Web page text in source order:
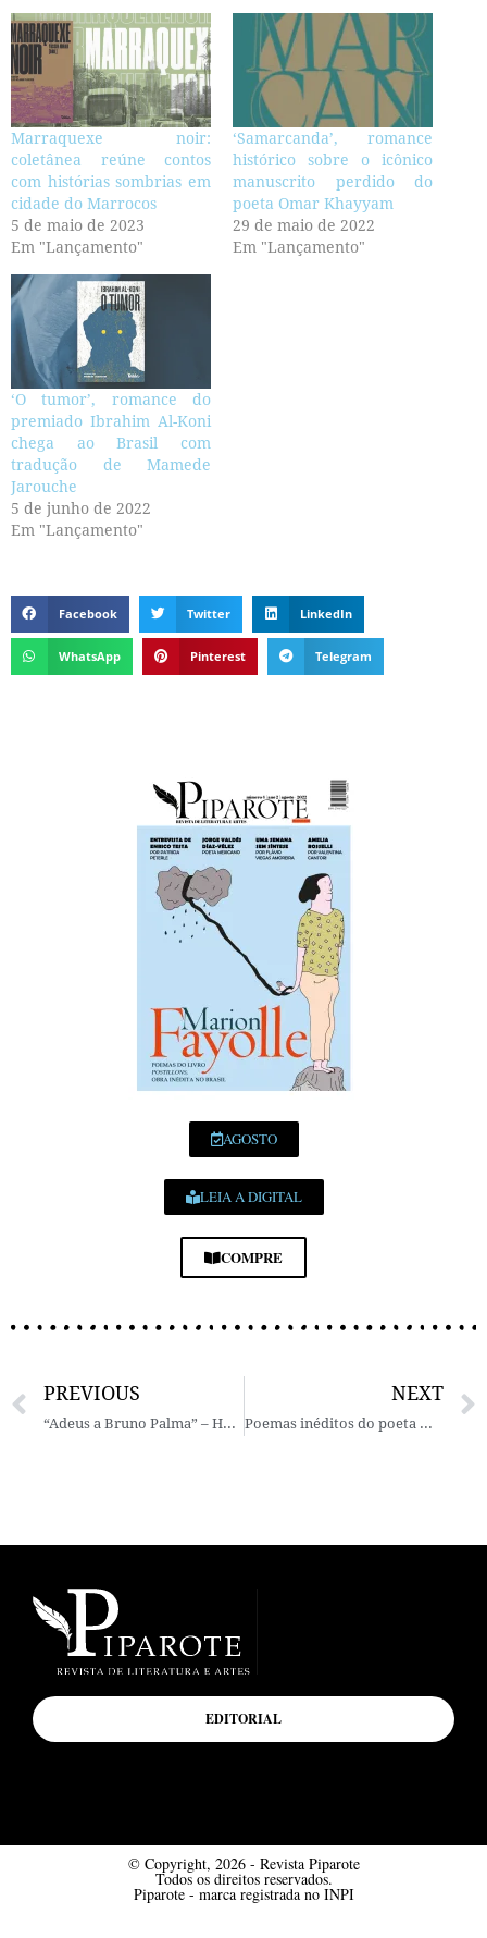
Marraquexe noir:
coletânea reúne contos
com histórias sombrias em
cidade do Marrocos
5 de maio de 2023
Em "Lançamento"
‘Samarcanda’, romance
histórico sobre o icônico
manuscrito perdido do
poeta Omar Khayyam
29 de maio de 2022
Em "Lançamento"
‘O tumor’, romance do
premiado Ibrahim Al-Koni
chega ao Brasil com
tradução de Mamede
Jarouche
5 de junho de 2022
Em "Lançamento"
Facebook Twitter LinkedIn
WhatsApp Pinterest Telegram
AGOSTO
LEIA A DIGITAL
COMPRE
PREVIOUS
“Adeus a Bruno Palma” – Homenagem do poeta Marcus Fabiano Gonçalves seguida de poemas do livro “O Mar e o Búzio”
NEXT
Poemas inéditos do poeta Moisés Alves
EDITORIAL
© Copyright, 2026 - Revista Piparote
Todos os direitos reservados.
Piparote - marca registrada no INPI